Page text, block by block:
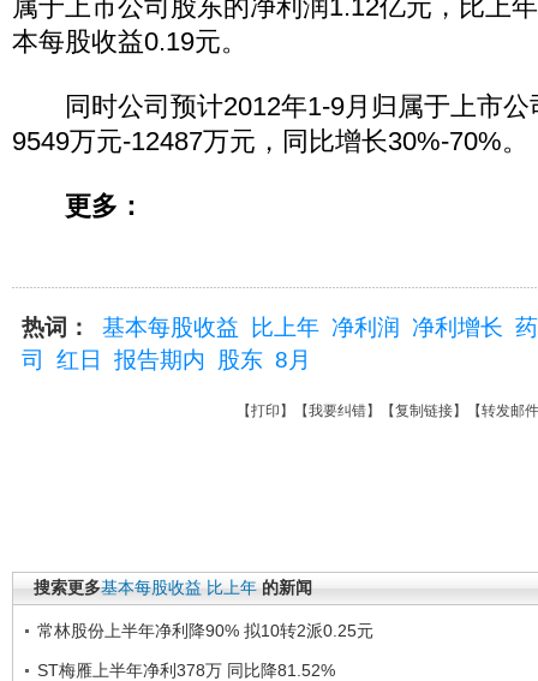
属于上市公司股东的净利润1.12亿元，比上
本每股收益0.19元。
同时公司预计2012年1-9月归属于上市公
9549万元-12487万元，同比增长30%-70%。
更多：
热词： 基本每股收益 比上年 净利润 净利增长
司
红日 报告期内 股东 8月
【打印 】【我要纠错】【复制链接】【转发邮件
搜索更多基本每股收益 比上年 的新闻
常林股份上半年净利降90% 拟10转2派0.25元
ST梅雁上半年净利378万 同比降81.52%